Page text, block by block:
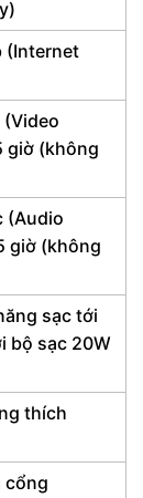
(Internet
giờ (không
(Audio
giờ (không
sạc tới
bộ sạc 20W
thích
cổng